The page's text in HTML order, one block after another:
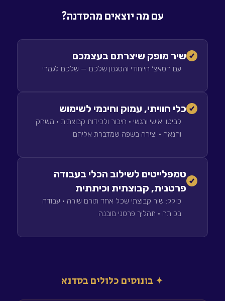
עם מה יוצאים מהסדנה?
שיר מופק שיצרתם בעצמכם
עם הטאצ׳ הייחודי והסגנון שלכם — שלכם לגמרי
כלי חוויתי, עמוק וחינמי לשימוש
לביטוי אישי ורגשי · חיבור ולכידות קבוצתית · משחק
והנאה · יצירה בשפה שמדברת אליהם
טמפלייטים לשילוב הכלי בעבודה
פרטנית, קבוצתית וכיתתית
כולל: שיר קבוצתי שכל אחד תורם שורה · עבודה
בכיתה · תהליך פרטני מובנה
✦ בונוסים כלולים בסדנא